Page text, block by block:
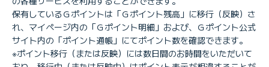
保有しているＧポイントは「Ｇポイント残高」に移行（反映）さ
れ、マイページ内の「Ｇポイント明細」および、Ｇポイント公式
サイト内の「ポイント通帳」にてポイント数を確認できます。
※ポイント移行（または反映）には数日間のお時間をいただいて